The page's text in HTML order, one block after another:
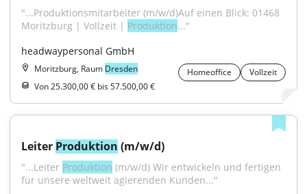
"...Produktionsmitarbeiter (m/w/d)Auf einen Blick: 01468
Moritzburg | Vollzeit | Produktion..."
headwaypersonal GmbH
Moritzburg, Raum Dresden Homeoffice
Vollzeit
Von 25.300,00 € bis 57.500,00 €
Leiter Produktion (m/w/d)
"...Leiter Produktion (m/w/d) Wir entwickeln und fertigen
für unsere weltweit agierenden Kunden..."